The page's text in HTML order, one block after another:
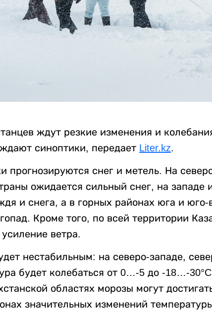
ждут резкие изменения и
синоптики, передает Liter.kz.
прогнозируются снег и метель. На
ожидается сильный снег, на
и снега, а в горных районах юга и юго-
Кроме того, по всей территории
ветра.
нестабильным: на северо-западе,
будет колебаться от 0…-5 до -18…-
областях морозы могут
значительных изменений